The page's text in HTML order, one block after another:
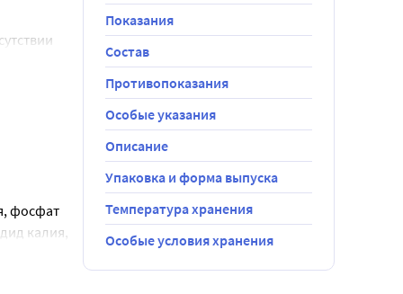
фосфат
калия,
Показания
Состав
Противопоказания
Особые указания
Описание
Упаковка и форма выпуска
Температура хранения
Особые условия хранения